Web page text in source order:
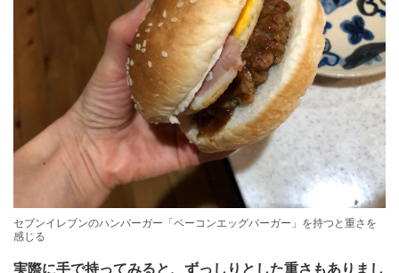
セブンイレブンのハンバーガー「ベーコンエッグバーガー」を持つと重さを
感じる
実際に手で持ってみると、ずっしりとした重さもありまし